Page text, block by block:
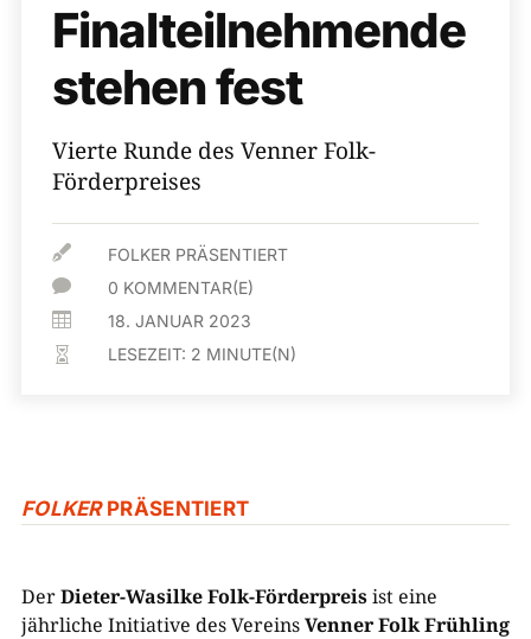
Finalteilnehmende
stehen fest
Vierte Runde des Venner Folk-
Förderpreises
 FOLKER PRÄSENTIERT
 0 KOMMENTAR(E)
 18. JANUAR 2023
 LESEZEIT: 2 MINUTE(N)
FOLKERPRÄSENTIERT
DerDieter-Wasilke Folk-Förderpreisist eine
jährliche Initiative des VereinsVenner Folk Frühling